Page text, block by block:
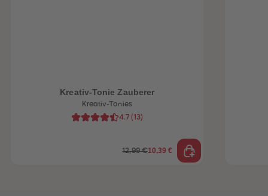
Kreativ-Tonie Zauberer
Kreativ-Tonies
4.7 (13)
12,99 €10,39 €